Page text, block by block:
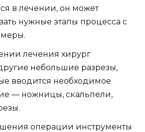
в лечении, он может
нужные этапы процесса с
лечения хирург
небольшие разрезы,
вводится необходимое
— ножницы, скальпели,
операции инструменты